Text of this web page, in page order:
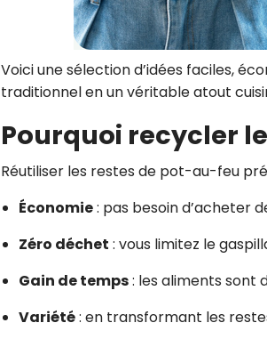
Voici une sélection d’idées faciles,
traditionnel en un véritable atout
Pourquoi recycler
Réutiliser les restes de pot-au-feu
Économie: pas besoin d’acheter
Zéro déchet : vous limitez le
Gain de temps: les aliments sont
Variété: en transformant les